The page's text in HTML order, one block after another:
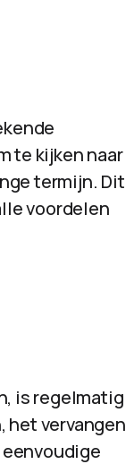
te kijken naar
termijn. Dit
voordelen
is regelmatig
het vervangen